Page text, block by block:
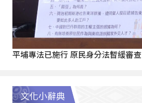
平埔專法已施行 原民身分法暫緩審查
文化小辭典